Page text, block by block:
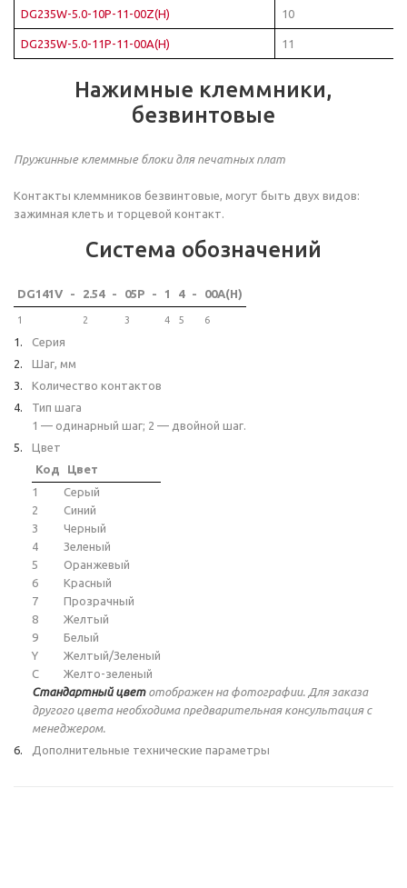
DG235W-5.0-10P-11-00Z(H) 10
DG235W-5.0-11P-11-00A(H) 11
Нажимные клеммники,
безвинтовые
Пружинные клеммные блоки для печатных плат
Контакты клеммников безвинтовые, могут быть двух видов:
зажимная клеть и торцевой контакт.
Система обозначений
DG141V - 2.54 - 05P - 1 4 - 00A(H)
1 2 3 4 5 6
Серия
Шаг, мм
Количество контактов
Тип шага
1 — одинарный шаг; 2 — двойной шаг.
Цвет
Код
Цвет
1
Серый
2
Синий
3
Черный
4
Зеленый
5
Оранжевый
6
Красный
7
Прозрачный
8
Желтый
9
Белый
Y
Желтый/Зеленый
C
Желто-зеленый
Стандартный цветотображен на фотографии. Для заказа
другого цвета необходима предварительная консультация с
менеджером.
Дополнительные технические параметры